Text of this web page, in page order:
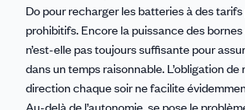
Do pour recharger les batteries à des
prohibitifs. Encore la puissance des
n’est-elle pas toujours suffisante pour
dans un temps raisonnable. L’obligation de
direction chaque soir ne facilite
Au-delà de l’autonomie, se pose le